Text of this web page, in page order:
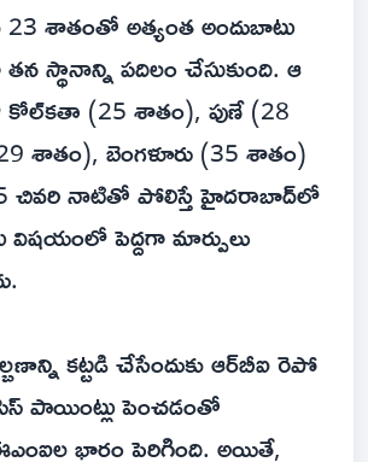
శాతంతో అత్యంత అందుబాటు
స్థానాన్ని పదిలం చేసుకుంది. ఆ
కోల్‌కతా (25 శాతం), పుణే (28
శాతం), బెంగళూరు (35 శాతం)
చివరి నాటితో పోలిస్తే హైదరాబాద్‌లో
విషయంలో పెద్దగా మార్పులు
కట్టడి చేసేందుకు ఆర్‌బీఐ రెపో
పాయింట్లు పెంచడంతో
భారం పెరిగింది. అయితే,